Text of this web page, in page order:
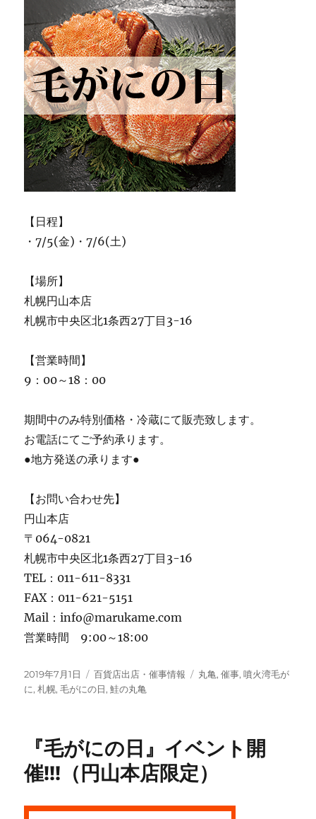
【日程】
・7/5(金)・7/6(土)
【場所】
札幌円山本店
札幌市中央区北1条西27丁目3-16
【営業時間】
9：00～18：00
期間中のみ特別価格・冷蔵にて販売致します。
お電話にてご予約承ります。
●地方発送の承ります●
【お問い合わせ先】
円山本店
〒064-0821
札幌市中央区北1条西27丁目3-16
TEL：011-611-8331
FAX：011-621-5151
Mail：info@marukame.com
営業時間 9:00～18:00
投
稿
2019年7月1日
カ
テ
百貨店出店・催事情報
タ
丸亀,催事,噴火湾毛が
に,札幌,毛がにの日,鮭の丸亀
『毛がにの日』イベント開
催!!!（円山本店限定）